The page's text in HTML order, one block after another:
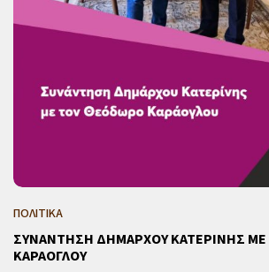
ΠΟΛΙΤΙΚΑ
ΣΥΝΑΝΤΗΣΗ ΔΗΜΑΡΧΟΥ ΚΑΤΕΡΙΝΗΣ
ΚΑΡΑΟΓΛΟΥ